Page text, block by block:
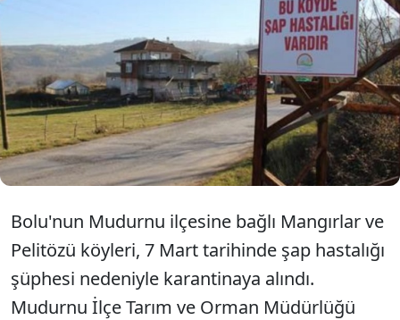
Bolu’nun Mudurnu ilçesinde, Mangırlar ve
Pelitözü köyleri şap hastalığı nedeniyle
karantinaya alındı. Bölgedeki 22 köyde ise
hayvan giriş çıkışı geçici olarak yasaklandı ve
tedbirler alındı.
Bolu'nun Mudurnu ilçesine bağlı Mangırlar ve
Pelitözü köyleri, 7 Mart tarihinde şap hastalığı
şüphesi nedeniyle karantinaya alındı.
Mudurnu İlçe Tarım ve Orman Müdürlüğü